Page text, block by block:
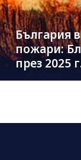
България
пожари:
през 2025